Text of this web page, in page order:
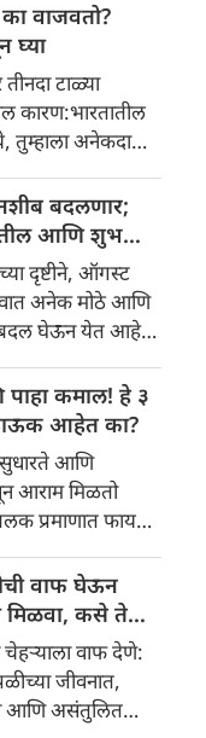
का वाजवतो?
घ्या
टाळ्या
कारण:भारतातील
तुम्हाला अनेकदा
ही एक सामान्य
कधी विचार
यामागे काय रहस्य
टाळीचा अर्थ काय
विधी नाही, तर
रुजलेल्या पौराणिक
अर्थ आणि काही
आहेत. चला, या
अर्थ
घेऊया.
बदलणार;
आणि शुभ
दृष्टीने, ऑगस्ट
अनेक मोठे आणि
घेऊन येत आहे.
जीवनात
घडवून आणणार
ऑगस्ट रोजी एक
फलदायी
तयार होत आहे.
होणारे शुभ योग,
आणि या गोचरमुळे
आहे अशा
आपण जाणून
कमाल! हे ३
आहेत का?
सुधारते आणि
आराम मिळतो
प्रमाणात फायबर
किंवा अपचनाचा
तर अंजीर
ठरू शकते. हे
ठेवण्यास मदत
करते.
वाफ घेऊन
मिळवा, कसे ते
वाफ देणे:
जीवनात,
आणि असंतुलित